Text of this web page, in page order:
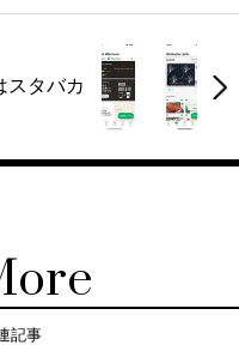
スタバカ
記事